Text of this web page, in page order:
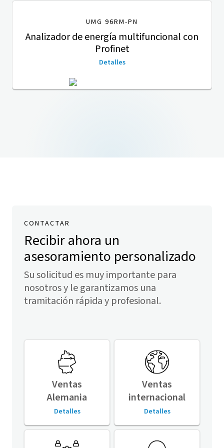
UMG 96RM-PN
Analizador de energía multifuncional con
Profinet
Detalles
CONTACTAR
Recibir ahora un
asesoramiento personalizado
Su solicitud es muy importante para
nosotros y le garantizamos una
tramitación rápida y profesional.
Ventas
Alemania
Detalles
Ventas
internacional
Detalles